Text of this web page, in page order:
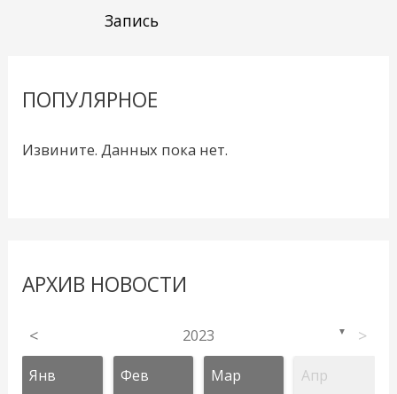
Запись
ПОПУЛЯРНОЕ
Извините. Данных пока нет.
АРХИВ НОВОСТИ
< 2023 ▼ >
Янв Фев Мар Апр